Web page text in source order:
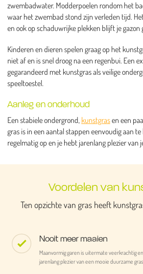
zwembadwater. Modderpoelen rondom het
waar het zwembad stond zijn verleden tijd.
en ook op schaduwrijke plekken blijft je gazon
Kinderen en dieren spelen graag op het
niet af en is snel droog na een regenbui. Een
gegarandeerd met kunstgras als veilige
speeltoestel.
Aanleg en onderhoud
Een stabiele ondergrond, kunstgrasen een
gras is in een aantal stappen eenvoudig aan
regelmatig op en je hebt jarenlang plezier van
Voordelen van
Ten opzichte van gras heeft
Nooit meer maaien
Maanvormig garen is uitermate veerkrachtig
jarenlang plezier van een mooie duurzame